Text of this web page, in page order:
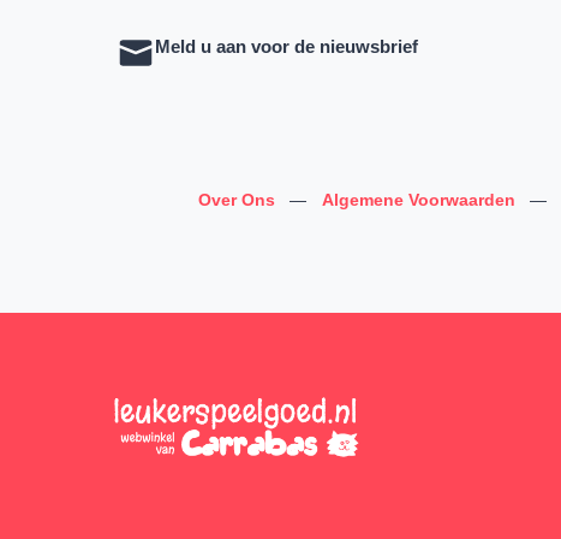
Meld u aan voor de nieuwsbrief
Over Ons — Algemene Voorwaarden —